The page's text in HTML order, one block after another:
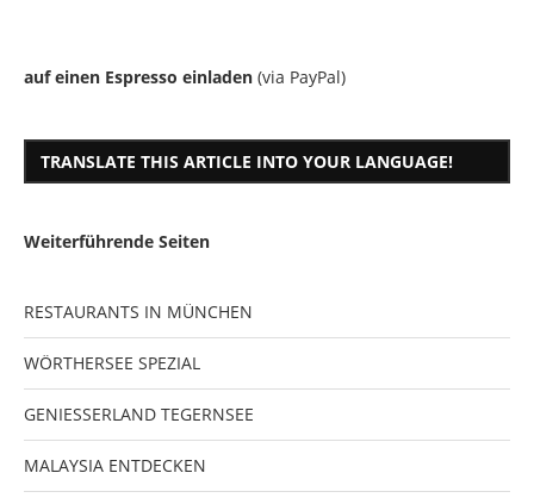
auf einen Espresso einladen (via PayPal)
TRANSLATE THIS ARTICLE INTO YOUR LANGUAGE!
Weiterführende Seiten
RESTAURANTS IN MÜNCHEN
WÖRTHERSEE SPEZIAL
GENIESSERLAND TEGERNSEE
MALAYSIA ENTDECKEN